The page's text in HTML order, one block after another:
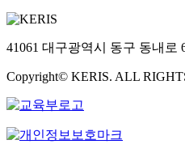
41061 대구광역시 동구 동내로
Copyright© KERIS. ALL